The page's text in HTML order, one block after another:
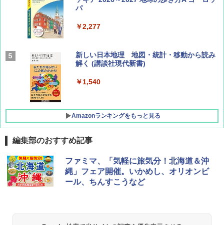
￥1,540
AIRLINE（エアライン）2026年9月号【特
集】ボーイング110周年を祝して！
￥1,760
パ
￥2,277
新しい日本地理 地図・統計・移動から読み
解く (講談社現代新書)
￥1,540
Amazonランキングをもっと見る
[キャンパーズコレクション 山善] ポップアッ
プテント 傘みたいに広げて畳める パッとサ
ッとサンシェード キューブ フルクローズ メ
ッシュ 簡単設置 ワンタッチテント キャンプ
DEWEL パラソル 大型 ビーチ アウトドアパ
ラソル ガーデン サイトシート付 折りたたみ
防水 UVカット 4段階高さ調整 軽量 収納袋付
き
編集部のおすすめ記事
ファミマ、「気軽に旅気分！北海道＆沖
縄」フェア開催。いかめし、オリオンビ
ール、ちんすこうなど